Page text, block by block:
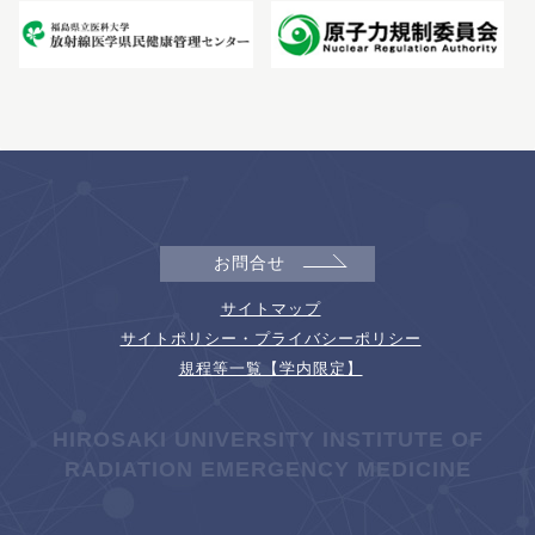
お問合せ
サイトマップ
サイトポリシー・プライバシーポリシー
規程等一覧【学内限定】
HIROSAKI UNIVERSITY INSTITUTE OF
RADIATION EMERGENCY MEDICINE